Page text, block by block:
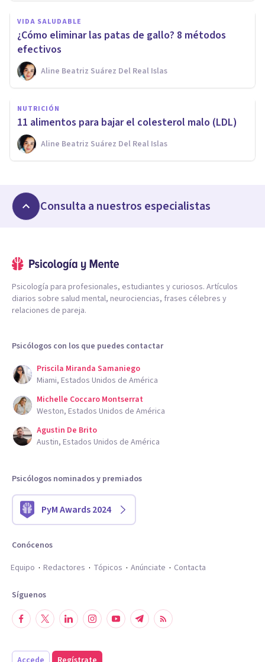
VIDA SALUDABLE
¿Cómo eliminar las patas de gallo? 8 métodos
efectivos
Aline Beatriz Suárez Del Real Islas
NUTRICIÓN
11 alimentos para bajar el colesterol malo (LDL)
Aline Beatriz Suárez Del Real Islas
Consulta a nuestros especialistas
Psicología para profesionales, estudiantes y curiosos. Artículos
diarios sobre salud mental, neurociencias, frases célebres y
relaciones de pareja.
Psicólogos con los que puedes contactar
Priscila Miranda Samaniego
Miami, Estados Unidos de América
Michelle Coccaro Montserrat
Weston, Estados Unidos de América
Agustin De Brito
Austin, Estados Unidos de América
Psicólogos nominados y premiados
PyM Awards 2024
Conócenos
Equipo
Redactores Tópicos Anúnciate Contacta
Síguenos